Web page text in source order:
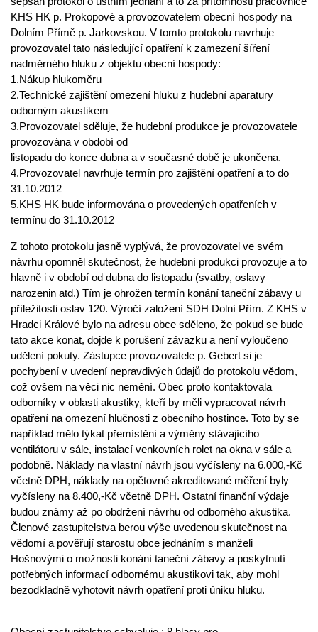
KHS HK p. Prokopové a provozovatelem obecní hospody na
Dolním Přímě p. Jarkovskou. V tomto protokolu navrhuje
provozovatel tato následující opatření k zamezení šíření
nadměrného hluku z objektu obecní hospody:
1.Nákup hlukoměru
2.Technické zajištění omezení hluku z hudební aparatury
odborným akustikem
3.Provozovatel sděluje, že hudební produkce je provozovatele
provozována v období od
listopadu do konce dubna a v současné době je ukončena.
4.Provozovatel navrhuje termín pro zajištění opatření a to do
31.10.2012
5.KHS HK bude informována o provedených opatřeních v
termínu do 31.10.2012
Z tohoto protokolu jasně vyplývá, že provozovatel ve svém
návrhu opomněl skutečnost, že hudební produkci provozuje a to
hlavně i v období od dubna do listopadu (svatby, oslavy
narozenin atd.) Tím je ohrožen termín konání taneční zábavy u
příležitosti oslav 120. Výročí založení SDH Dolní Přím. Z KHS v
Hradci Králové bylo na adresu obce sděleno, že pokud se bude
tato akce konat, dojde k porušení závazku a není vyloučeno
udělení pokuty. Zástupce provozovatele p. Gebert si je
pochybení v uvedení nepravdivých údajů do protokolu vědom,
což ovšem na věci nic nemění. Obec proto kontaktovala
odborníky v oblasti akustiky, kteří by měli vypracovat návrh
opatření na omezení hlučnosti z obecního hostince. Toto by se
například mělo týkat přemístění a výměny stávajícího
ventilátoru v sále, instalací venkovních rolet na okna v sále a
podobně. Náklady na vlastní návrh jsou vyčísleny na 6.000,-Kč
včetně DPH, náklady na opětovné akreditované měření byly
vyčísleny na 8.400,-Kč včetně DPH. Ostatní finanční výdaje
budou známy až po obdržení návrhu od odborného akustika.
Členové zastupitelstva berou výše uvedenou skutečnost na
vědomí a pověřují starostu obce jednáním s manželi
Hošnovými o možnosti konání taneční zábavy a poskytnutí
potřebných informací odbornému akustikovi tak, aby mohl
bezodkladně vyhotovit návrh opatření proti úniku hluku.